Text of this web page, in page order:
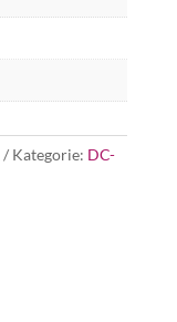
Kategorie: DC-